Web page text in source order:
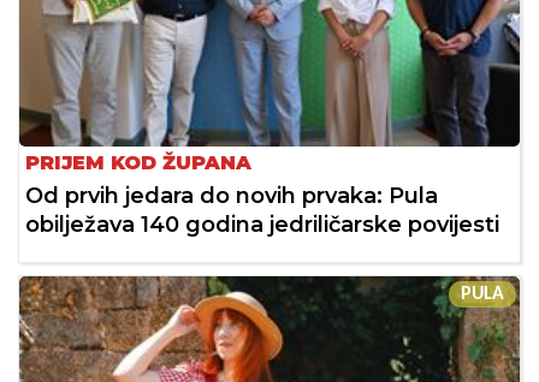
PRIJEM KOD ŽUPANA
Od prvih jedara do novih prvaka: Pula
obilježava 140 godina jedriličarske povijesti
PULA